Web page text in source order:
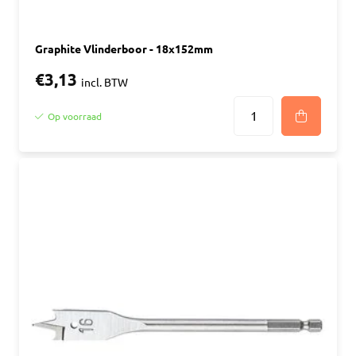
Graphite Vlinderboor - 18x152mm
€3,13 incl. BTW
Op voorraad